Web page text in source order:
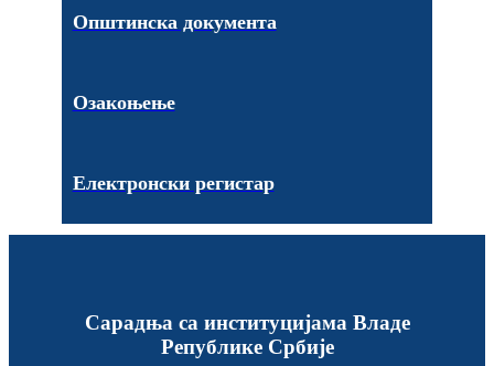
Општинска документа
Озакоњење
Електронски регистар
Сарадња са институцијама Владе
Републике Србије